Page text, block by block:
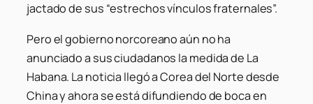
jactado de sus “estrechos vínculos fraternales”.
Pero el gobierno norcoreano aún no ha
anunciado a sus ciudadanos la medida de La
Habana. La noticia llegó a Corea del Norte desde
China y ahora se está difundiendo de boca en